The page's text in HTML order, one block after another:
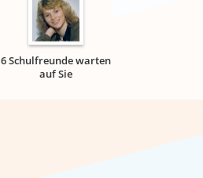
6 Schulfreunde warten
auf Sie